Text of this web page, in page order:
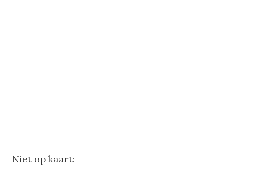
Niet op kaart: